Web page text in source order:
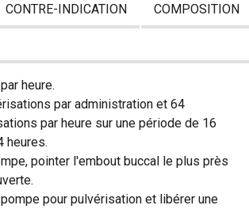
CONTRE-INDICATION COMPOSITION
heure.
par administration et 64
par heure sur une période de 16
heures.
pointer l'embout buccal le plus près
pour pulvérisation et libérer une